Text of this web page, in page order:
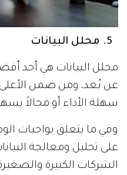
محلل البيانات هي أحد
عن بُعد، ومن ضمن
سهلة الأداء أو مجالاً
وفي ما يتعلق بواجبات
على تحليل ومعالجة
الشركات الكبيرة